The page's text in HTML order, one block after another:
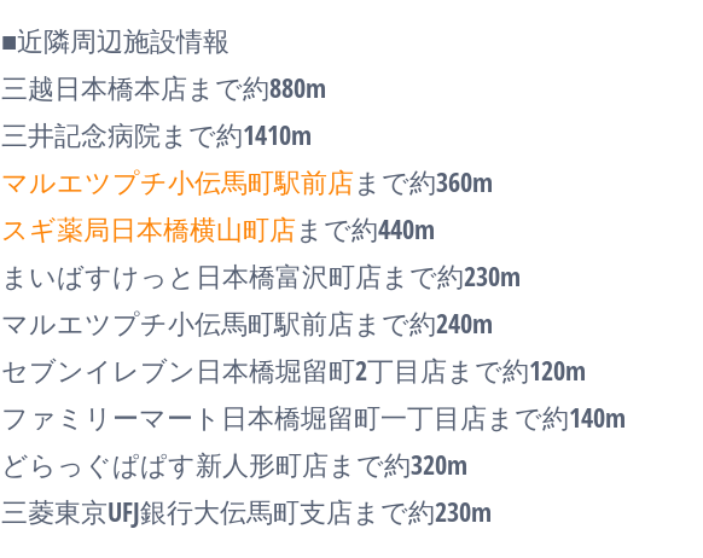
■近隣周辺施設情報
三越日本橋本店まで約880m
三井記念病院まで約1410m
マルエツプチ小伝馬町駅前店まで約360m
スギ薬局日本橋横山町店まで約440m
まいばすけっと日本橋富沢町店まで約230m
マルエツプチ小伝馬町駅前店まで約240m
セブンイレブン日本橋堀留町2丁目店まで約120m
ファミリーマート日本橋堀留町一丁目店まで約140m
どらっぐぱぱす新人形町店まで約320m
三菱東京UFJ銀行大伝馬町支店まで約230m